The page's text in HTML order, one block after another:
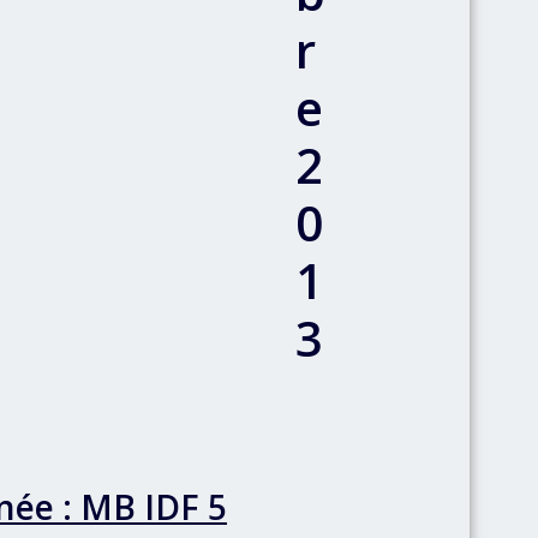
r
e
2
0
1
3
: MB IDF 5